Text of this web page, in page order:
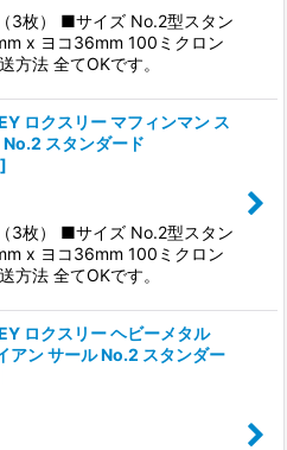
3枚） ■サイズ No.2型スタン
x ヨコ36mm 100ミクロン
方法 全てOKです。
ロクスリー マフィンマン ス
スタンダード
]
3枚） ■サイズ No.2型スタン
x ヨコ36mm 100ミクロン
方法 全てOKです。
ロクスリー ヘビーメタル
アン サール No.2 スタンダー